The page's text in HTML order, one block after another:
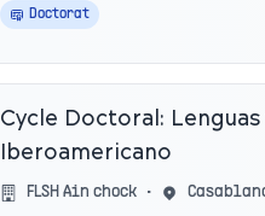
Doctorat
Cycle Doctoral: Lenguas y
Iberoamericano
FLSH Ain chock •